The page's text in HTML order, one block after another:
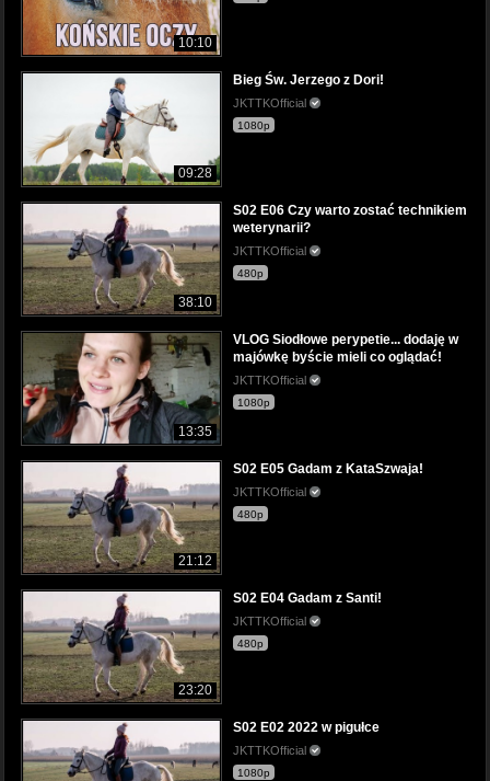
10:10
09:28
Bieg Św. Jerzego z Dori!
JKTTKOfficial
1080p
38:10
S02 E06 Czy warto zostać technikiem
weterynarii?
JKTTKOfficial
480p
13:35
VLOG Siodłowe perypetie... dodaję w
majówkę byście mieli co oglądać!
JKTTKOfficial
1080p
21:12
S02 E05 Gadam z KataSzwaja!
JKTTKOfficial
480p
23:20
S02 E04 Gadam z Santi!
JKTTKOfficial
480p
S02 E02 2022 w pigułce
JKTTKOfficial
1080p